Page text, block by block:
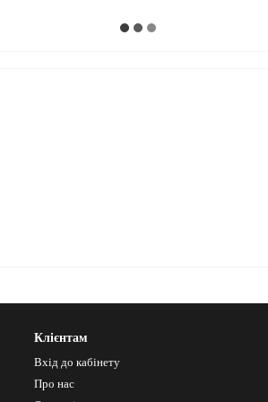
Клієнтам
Вхід до кабінету
Про нас